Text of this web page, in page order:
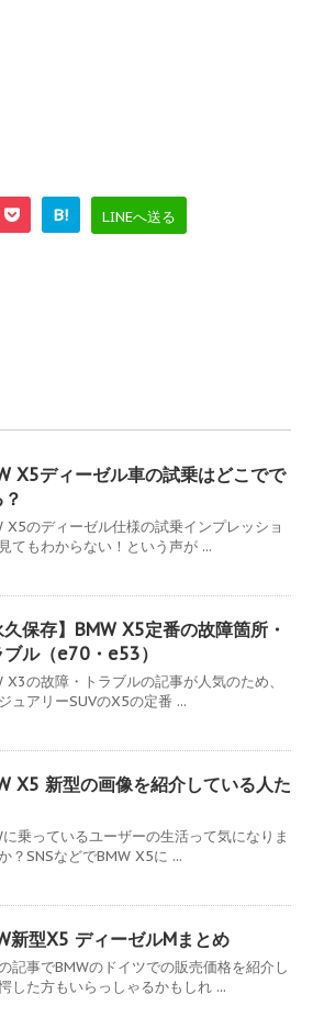
B! LINEへ送る
X5ディーゼル車の試乗はどこでで
X5のディーゼル仕様の試乗インプレッショ
てもわからない！という声が ...
久保存】BMW X5定番の故障箇所・
ブル（e70・e53）
X3の故障・トラブルの記事が人気のため、
ュアリーSUVのX5の定番 ...
X5 新型の画像を紹介している人た
に乗っているユーザーの生活って気になりま
？SNSなどでBMW X5に ...
新型X5 ディーゼルMまとめ
記事でBMWのドイツでの販売価格を紹介し
した方もいらっしゃるかもしれ ...